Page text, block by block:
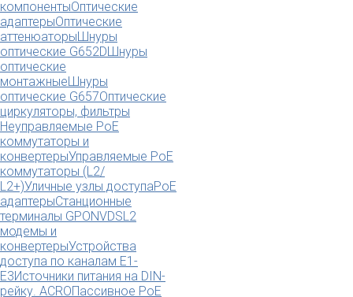
компонентыОптические
адаптерыОптические
аттенюаторыШнуры
оптические G652DШнуры
оптические
монтажныеШнуры
оптические G657Оптические
циркуляторы, фильтры
Неуправляемые PoE
коммутаторы и
конвертерыУправляемые PoE
коммутаторы (L2/
L2+)Уличные узлы доступаPoE
адаптерыСтанционные
терминалы GPONVDSL2
модемы и
конвертерыУстройства
доступа по каналам E1-
E3Источники питания на DIN-
рейку. ACROПассивное PoE